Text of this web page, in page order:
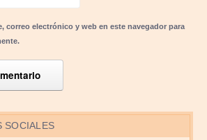
correo electrónico y web en este navegador para
SOCIALES